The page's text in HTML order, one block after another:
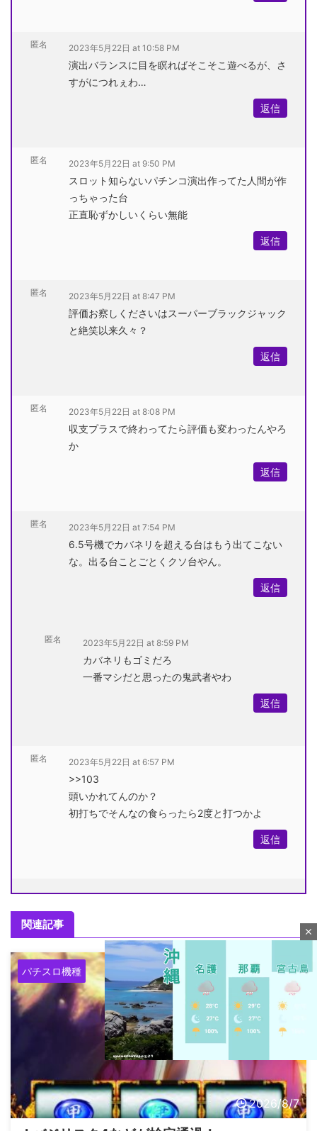
匿名 2023年5月22日 at 10:58 PM
演出バランスに目を瞑ればそこそこ遊べるが、さ
すがにつれぇわ…
返信
匿名 2023年5月22日 at 9:50 PM
スロット知らないパチンコ演出作ってた人間が作
っちゃった台
正直恥ずかしいくらい無能
返信
匿名 2023年5月22日 at 8:47 PM
評価お察しくださいはスーパーブラックジャック
と絶笑以来久々？
返信
匿名 2023年5月22日 at 8:08 PM
収支プラスで終わってたら評価も変わったんやろ
か
返信
匿名 2023年5月22日 at 7:54 PM
6.5号機でカバネリを超える台はもう出てこない
な。出る台ことごとくクソ台やん。
返信
匿名 2023年5月22日 at 8:59 PM
カバネリもゴミだろ
一番マシだと思ったの鬼武者やわ
返信
匿名 2023年5月22日 at 6:57 PM
>>103
頭いかれてんのか？
初打ちでそんなの食らったら2度と打つかよ
返信
関連記事
パチスロ機種
2026/8/7
close
M
u